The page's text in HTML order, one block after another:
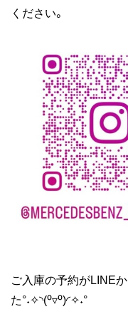
ください。
ご入庫の予約がLINE
た°˖✧◝(⁰▿⁰)◜✧˖°